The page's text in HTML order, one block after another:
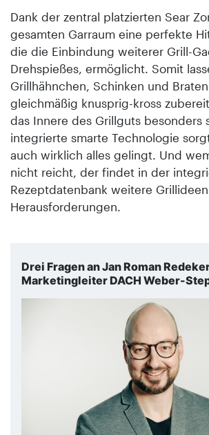
Dank der zentral platzierten Sear
gesamten Garraum eine perfekte
die die Einbindung weiterer Grill-
Drehspießes, ermöglicht. Somit
Grillhähnchen, Schinken und
gleichmäßig knusprig-kross
das Innere des Grillguts besonders
integrierte smarte Technologie
auch wirklich alles gelingt. Und
nicht reicht, der findet in der
Rezeptdatenbank weitere
Herausforderungen.
Drei Fragen an Jan Roman
Marketingleiter DACH Weber-